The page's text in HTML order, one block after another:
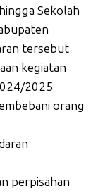
Sekolah
tersebut
kegiatan
2025
orang
perpisahan